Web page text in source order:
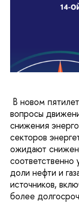
В новом
вопросы
снижения
секторов
ожидают
соответственно
доли нефти и
источников,
более